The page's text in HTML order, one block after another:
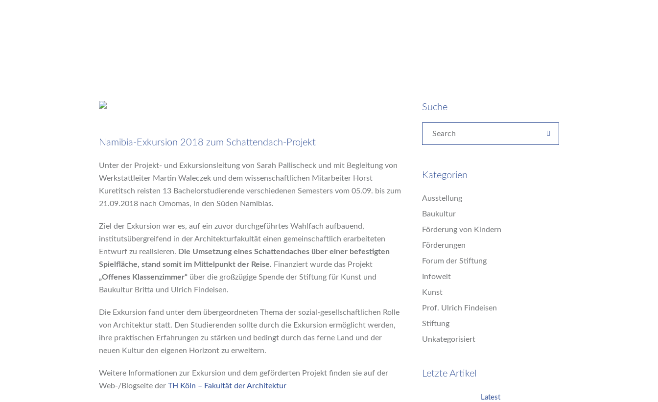
Namibia-Exkursion 2018 zum Schattendach-Projekt
Unter der Projekt- und Exkursionsleitung von Sarah Pallischeck und mit Begleitung von
Werkstattleiter Martin Waleczek und dem wissenschaftlichen Mitarbeiter Horst
Kuretitsch reisten 13 Bachelorstudierende verschiedenen Semesters vom 05.09. bis zum
21.09.2018 nach Omomas, in den Süden Namibias.
Ziel der Exkursion war es, auf ein zuvor durchgeführtes Wahlfach aufbauend,
institutsübergreifend in der Architekturfakultät einen gemeinschaftlich erarbeiteten
Entwurf zu realisieren. Die Umsetzung eines Schattendaches über einer befestigten
Spielfläche, stand somit im Mittelpunkt der Reise. Finanziert wurde das Projekt
„Offenes Klassenzimmer“über die großzügige Spende der Stiftung für Kunst und
Baukultur Britta und Ulrich Findeisen.
Die Exkursion fand unter dem übergeordneten Thema der sozial-gesellschaftlichen Rolle
von Architektur statt. Den Studierenden sollte durch die Exkursion ermöglicht werden,
ihre praktischen Erfahrungen zu stärken und bedingt durch das ferne Land und der
neuen Kultur den eigenen Horizont zu erweitern.
Weitere Informationen zur Exkursion und dem geförderten Projekt finden sie auf der
Web-/Blogseite der TH Köln – Fakultät der Architektur
Suche
Kategorien
Ausstellung
Baukultur
Förderung von Kindern
Förderungen
Forum der Stiftung
Infowelt
Kunst
Prof. Ulrich Findeisen
Stiftung
Unkategorisiert
Letzte Artikel
Latest